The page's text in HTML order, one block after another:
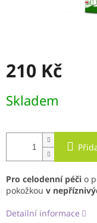
210 Kč
cena:
Skladem
Pro celodenní péči o
pokožkou v
Detailní informace